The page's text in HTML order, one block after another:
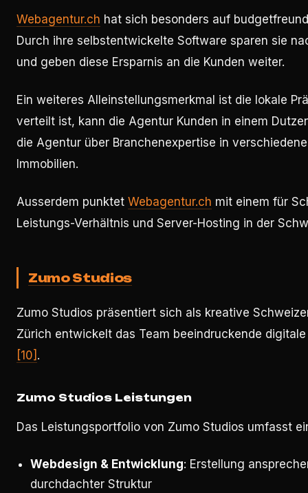
Webagentur.ch hat sich besonders auf
Durch ihre selbstentwickelte Software sparen sie
und geben diese Ersparnis an die Kunden weiter.
Ein weiteres Alleinstellungsmerkmal ist die lokale
verteilt ist, kann die Agentur Kunden in einem
die Agentur über Branchenexpertise in
Immobilien.
Ausserdem punktet Webagentur.ch mit einem für
Leistungs-Verhältnis und Server-Hosting in der
Zumo Studios
Zumo Studios präsentiert sich als kreative
Zürich entwickelt das Team beeindruckende
[10] .
Zumo Studios Leistungen
Das Leistungsportfolio von Zumo Studios umfasst
Webdesign & Entwicklung: Erstellung
durchdachter Struktur